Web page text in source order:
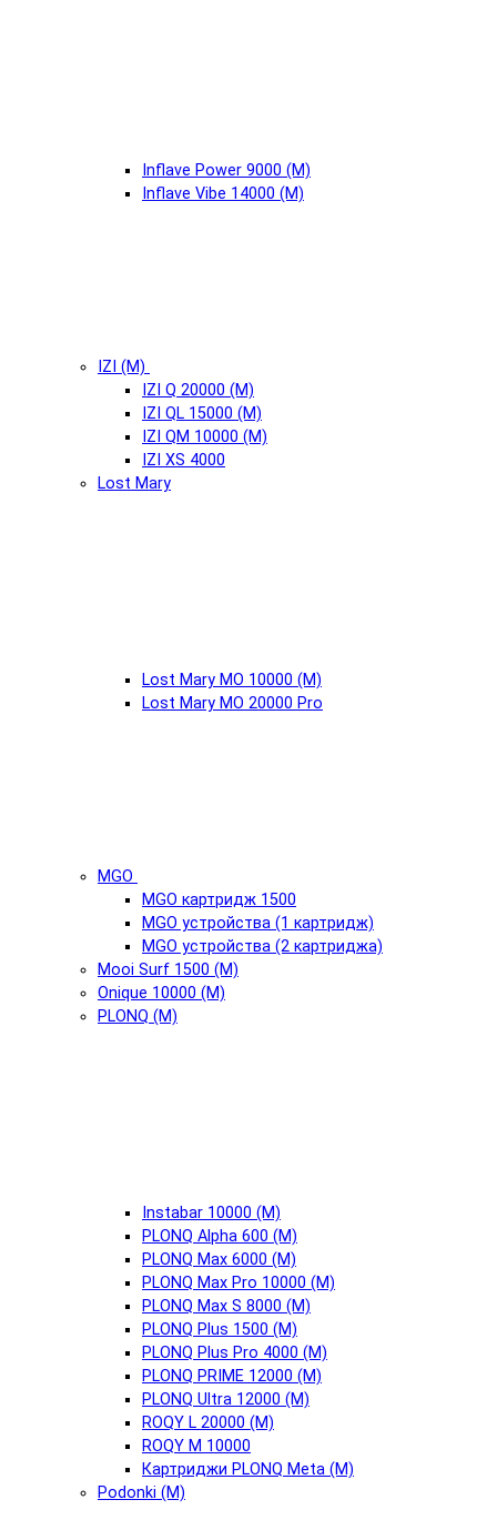
Inflave Power 9000 (М)
Inflave Vibe 14000 (М)
IZI (М)
IZI Q 20000 (М)
IZI QL 15000 (М)
IZI QM 10000 (М)
IZI XS 4000
Lost Mary
Lost Mary MO 10000 (М)
Lost Mary MO 20000 Pro
MGO
MGO картридж 1500
MGO устройства (1 картридж)
MGO устройства (2 картриджа)
Mooi Surf 1500 (М)
Onique 10000 (М)
PLONQ (М)
Instabar 10000 (М)
PLONQ Alpha 600 (М)
PLONQ Max 6000 (М)
PLONQ Max Pro 10000 (М)
PLONQ Max S 8000 (М)
PLONQ Plus 1500 (М)
PLONQ Plus Pro 4000 (М)
PLONQ PRIME 12000 (М)
PLONQ Ultra 12000 (М)
ROQY L 20000 (М)
ROQY M 10000
Картриджи PLONQ Meta (М)
Podonki (М)